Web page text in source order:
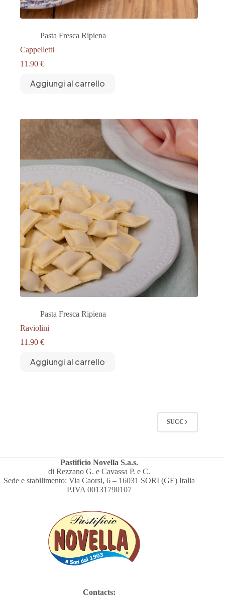
Pasta Fresca Ripiena
Cappelletti
11.90 €
Aggiungi al carrello
Pasta Fresca Ripiena
Raviolini
11.90 €
Aggiungi al carrello
SUCC
Pastificio Novella S.a.s.
di Rezzano G. e Cavassa P. e C.
Sede e stabilimento: Via Caorsi, 6 – 16031 SORI (GE) Italia
P.IVA 00131790107
Contacts: